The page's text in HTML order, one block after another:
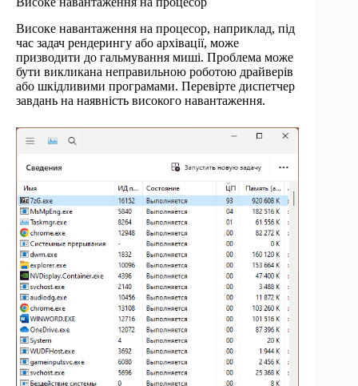
Високе навантаження на процесор, наприклад, під
час задач рендерингу або архівації, може
призводити до гальмування миші. Проблема може
бути викликана неправильною роботою драйверів
або шкідливими програмами. Перевірте диспетчер
завдань на наявність високого навантаження.